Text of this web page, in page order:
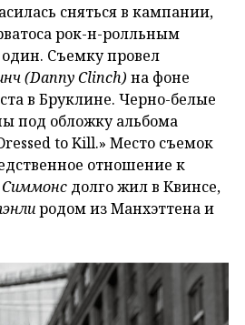
сняться в кампании,
рок-н-ролльным
Съемку провел
(Danny Clinch) на фоне
в Бруклине. Черно-белые
под обложку альбома
to Kill.» Место съемок
отношение к
долго жил в Квинсе,
родом из Манхэттена и